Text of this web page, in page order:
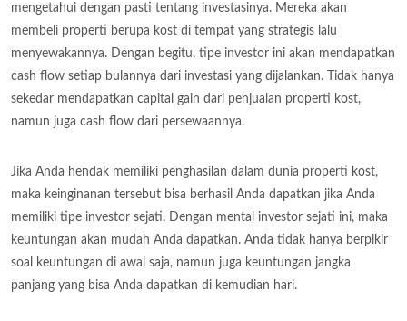
mengetahui dengan pasti tentang investasinya. Mereka akan
membeli properti berupa kost di tempat yang strategis lalu
menyewakannya. Dengan begitu, tipe investor ini akan mendapatkan
cash flow setiap bulannya dari investasi yang dijalankan. Tidak hanya
sekedar mendapatkan capital gain dari penjualan properti kost,
namun juga cash flow dari persewaannya.
Jika Anda hendak memiliki penghasilan dalam dunia properti kost,
maka keinginanan tersebut bisa berhasil Anda dapatkan jika Anda
memiliki tipe investor sejati. Dengan mental investor sejati ini, maka
keuntungan akan mudah Anda dapatkan. Anda tidak hanya berpikir
soal keuntungan di awal saja, namun juga keuntungan jangka
panjang yang bisa Anda dapatkan di kemudian hari.